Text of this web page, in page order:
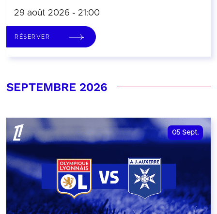
29 août 2026 - 21:00
RÉSERVER
SEPTEMBRE 2026
05 Sept.